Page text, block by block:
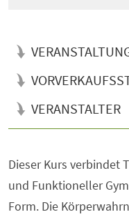
VERANSTALTER
Dieser Kurs verbindet
und Funktioneller
Form. Die